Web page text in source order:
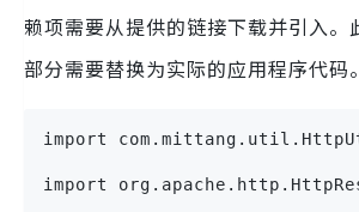
赖项需要从提供的链接下载并引入
部分需要替换为实际的应用程序代码。
import
import